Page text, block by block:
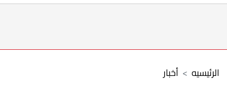
أخبار الرئيسيه